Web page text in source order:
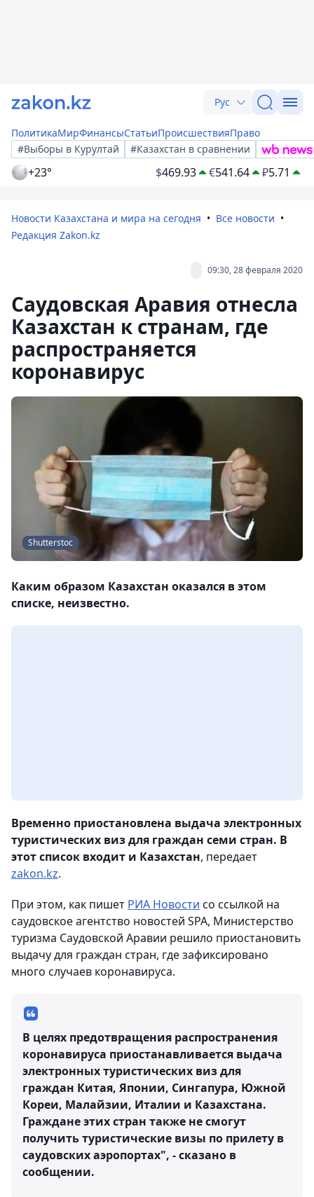
Рус
ПолитикаМирФинансыСтатьиПроисшествияПраво
#Выборы в Курултай
#Казахстан в сравнении
+23° $469.93 €541.64 ₽5.71
Новости Казахстана и мира на сегодня
Все новости
Редакция Zakon.kz
09:30, 28 февраля 2020
Саудовская Аравия отнесла
Казахстан к странам, где
распространяется
коронавирус
Shutterstoc
Каким образом Казахстан оказался в этом
списке, неизвестно.
Временно приостановлена выдача электронных
туристических виз для граждан семи стран. В
этот список входит и Казахстан, передает
zakon.kz.
При этом, как пишет РИА Новости со ссылкой на
саудовское агентство новостей SPA, Министерство
туризма Саудовской Аравии решило приостановить
выдачу для граждан стран, где зафиксировано
много случаев коронавируса.
В целях предотвращения распространения
коронавируса приостанавливается выдача
электронных туристических виз для
граждан Китая, Японии, Сингапура, Южной
Кореи, Малайзии, Италии и Казахстана.
Граждане этих стран также не смогут
получить туристические визы по прилету в
саудовских аэропортах", - сказано в
сообщении.